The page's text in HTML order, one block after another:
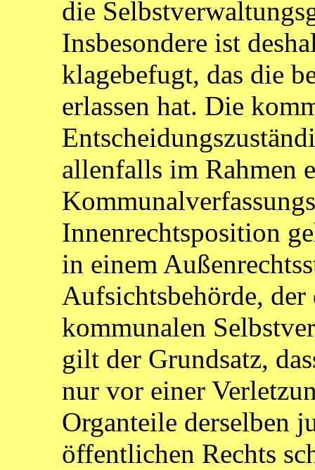
die
Insbesondere ist
klagebefugt, das die
erlassen hat. Die
allenfalls im Rahmen
Innenrechtsposition
in einem
Aufsichtsbehörde,
kommunalen
gilt der Grundsatz,
nur vor einer
Organteile derselben
öffentlichen Rechts